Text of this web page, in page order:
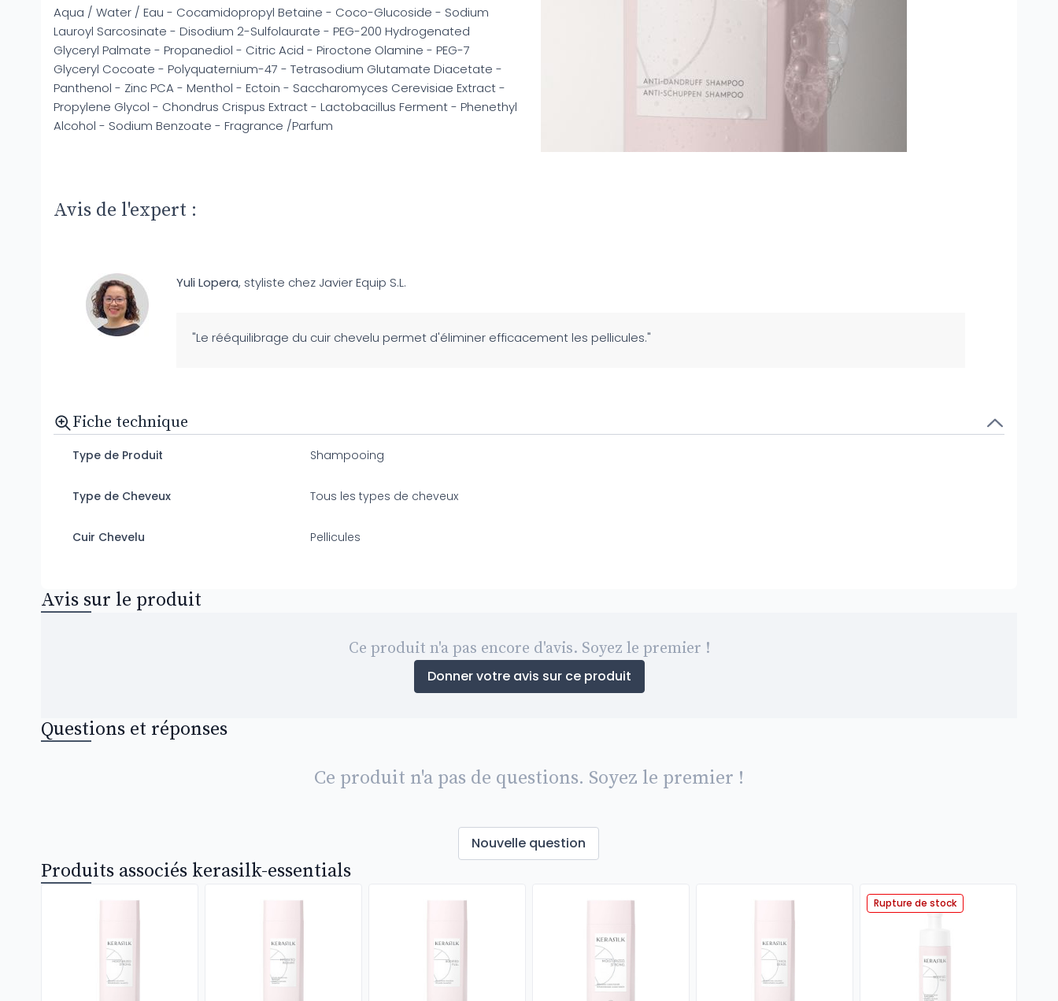
Aqua / Water / Eau - Cocamidopropyl Betaine - Coco-Glucoside - Sodium
Lauroyl Sarcosinate - Disodium 2-Sulfolaurate - PEG-200 Hydrogenated
Glyceryl Palmate - Propanediol - Citric Acid - Piroctone Olamine - PEG-7
Glyceryl Cocoate - Polyquaternium-47 - Tetrasodium Glutamate Diacetate -
Panthenol - Zinc PCA - Menthol - Ectoin - Saccharomyces Cerevisiae Extract -
Propylene Glycol - Chondrus Crispus Extract - Lactobacillus Ferment - Phenethyl
Alcohol - Sodium Benzoate - Fragrance /Parfum
Avis de l'expert :
Yuli Lopera, styliste chez Javier Equip S.L.
"Le rééquilibrage du cuir chevelu permet d'éliminer efficacement les pellicules."
Fiche technique
Type de Produit Shampooing
Type de Cheveux Tous les types de cheveux
Cuir Chevelu Pellicules
Avis sur le produit
Ce produit n'a pas encore d'avis. Soyez le premier !
Donner votre avis sur ce produit
Questions et réponses
Ce produit n'a pas de questions. Soyez le premier !
Nouvelle question
Produits associés kerasilk-essentials
Rupture de stock